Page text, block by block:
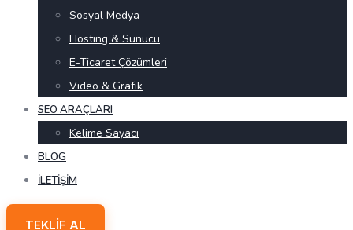
Sosyal Medya
Hosting & Sunucu
E-Ticaret Çözümleri
Video & Grafik
SEO ARAÇLARI
Kelime Sayacı
BLOG
İLETIŞIM
TEKLIF AL